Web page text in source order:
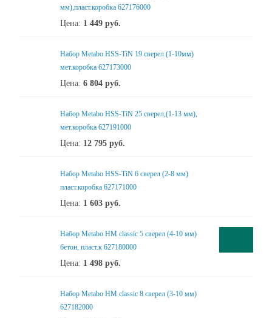
мм),пласт.коробка 627176000
Цена: 1 449 руб.
Набор Metabo HSS-TiN 19 сверел (1-10мм)
мет.коробка 627173000
Цена: 6 804 руб.
Набор Metabo HSS-TiN 25 сверел,(1-13 мм),
мет.коробка 627191000
Цена: 12 795 руб.
Набор Metabo HSS-TiN 6 сверел (2-8 мм)
пласт.коробка 627171000
Цена: 1 603 руб.
Набор Metabo НМ classic 5 сверел (4-10 мм)
бетон, пласт.к 627180000
Цена: 1 498 руб.
Набор Metabo НМ classic 8 сверел (3-10 мм)
627182000